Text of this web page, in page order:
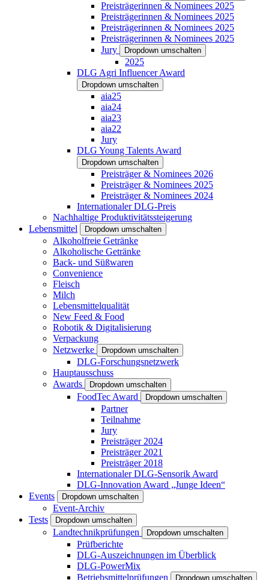
Preisträgerinnen & Nominees 2025
Preisträgerinnen & Nominees 2025
Preisträgerinnen & Nominees 2025
Preisträgerinnen & Nominees 2025
Jury
Dropdown umschalten
2025
DLG Agri Influencer Award
Dropdown umschalten
aia25
aia24
aia23
aia22
Jury
DLG Young Talents Award
Dropdown umschalten
Preisträger & Nominees 2026
Preisträger & Nominees 2025
Preisträger & Nominees 2024
Internationaler DLG-Preis
Nachhaltige Produktivitätssteigerung
Lebensmittel
Dropdown umschalten
Alkoholfreie Getränke
Alkoholische Getränke
Back- und Süßwaren
Convenience
Fleisch
Milch
Lebensmittelqualität
New Feed & Food
Robotik & Digitalisierung
Verpackung
Netzwerke
Dropdown umschalten
DLG-Forschungsnetzwerk
Hauptausschuss
Awards
Dropdown umschalten
FoodTec Award Dropdown umschalten
Partner
Teilnahme
Jury
Preisträger 2024
Preisträger 2021
Preisträger 2018
Internationaler DLG-Sensorik Award
DLG-Innovation Award „Junge Ideen“
Events
Dropdown umschalten
Event-Archiv
Tests
Dropdown umschalten
Landtechnikprüfungen Dropdown umschalten
Prüfberichte
DLG-Auszeichnungen im Überblick
DLG-PowerMix
Betriebsmittelprüfungen
Dropdown umschalten